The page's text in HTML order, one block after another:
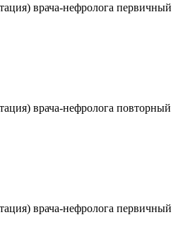
врача-нефролога первичный
врача-нефролога повторный
врача-нефролога первичный